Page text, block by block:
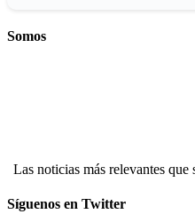
Somos
Las noticias más relevantes
Síguenos en Twitter